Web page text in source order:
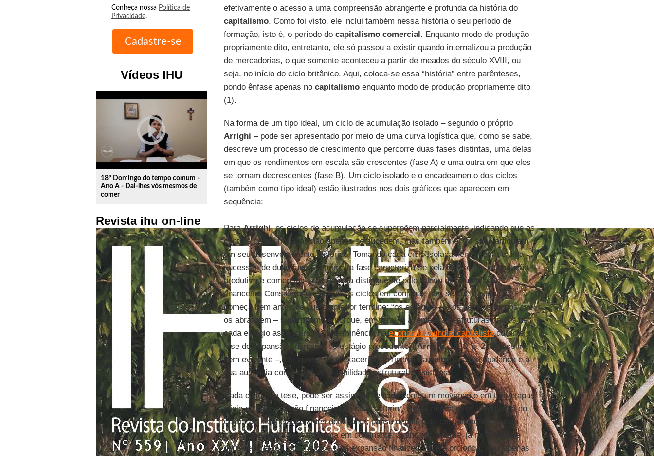
Conheça nossa Política de
Privacidade.
Vídeos IHU
play_circle_outline
18º Domingo do tempo comum -
Ano A - Dai-lhes vós mesmos de
comer
Revista ihu on-line
efetivamente o acesso a uma compreensão abrangente e profunda da história do
capitalismo. Como foi visto, ele inclui também nessa história o seu período de
formação, isto é, o período do capitalismo comercial. Enquanto modo de produção
propriamente dito, entretanto, ele só passou a existir quando internalizou a produção
de mercadorias, o que somente aconteceu a partir de meados do século XVIII, ou
seja, no início do ciclo britânico. Aqui, coloca-se essa “história” entre parênteses,
pondo ênfase apenas no capitalismoenquanto modo de produção propriamente dito
(1).
Na forma de um tipo ideal, um ciclo de acumulação isolado – segundo o próprio
Arrighi – pode ser apresentado por meio de uma curva logística que, como se sabe,
descreve um processo de crescimento que percorre duas fases distintas, uma delas
em que os rendimentos em escala são crescentes (fase A) e uma outra em que eles
se tornam decrescentes (fase B). Um ciclo isolado e o encadeamento dos ciclos
(também como tipo ideal) estão ilustrados nos dois gráficos que aparecem em
sequência:
ParaArrighi, os ciclos de acumulação se superpõem parcialmente, indicando que os
centros de acumulação não apenas se sucedem, mas também entre si se articulam
em seu desenvolvimento histórico. Tomando cada ciclo isoladamente, tem-se uma
sucessão de duas fases. A primeira fase caracteriza-se pela ênfase na acumulação
produtiva e comercial; já a segunda distingue-se pelo relevo da acumulação
financeira. Considerando, agora, os ciclos em conjunto, tem-se que o seguinte
começa bem antes de que o anterior termine: “os estágios – e os séculos longos que
os abrangem – superpõem-se porque, em geral, o agente e as estruturas típicos de
cada estágio ascenderam à proeminência naeconomia mundial capitalistadurante a
fase de expansão financeira do estágio precedente” (Arrighi, 1996, p. 219). Assim – é
bem evidente –, ele apresenta a exacerbação financeira como sinal de mudança e a
sua ausência como sinal de estabilidade estrutural do sistema.
Cada ciclo, em tese, pode ser assim apreendido como um movimento em três etapas:
inicia-se na expansão financeira do ciclo anterior, a qual marca o fim da pujança do
centro de acumulação antes dominante; passa depois pela consolidação do novo
centro que agora se transforma em dominante; avança titubeante, já na terceira e
derradeira etapa, por meio de uma expansão financeira que o prolonga, mas apenas